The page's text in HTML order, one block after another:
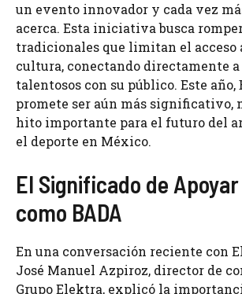
un evento innovador y cada vez
acerca. Esta iniciativa busca
tradicionales que limitan el acceso
cultura, conectando directamente
talentosos con su público. Este año,
promete ser aún más significativo,
hito importante para el futuro del
el deporte en México.
El Significado de
como BADA
En una conversación reciente con
José Manuel Azpiroz, director de
Grupo Elektra, explicó la